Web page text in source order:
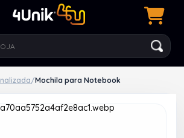
/Mochila para Notebook